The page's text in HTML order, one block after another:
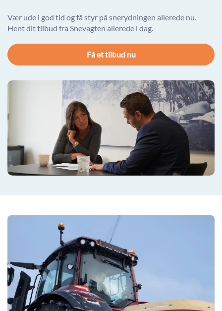
Vær ude i god tid og få styr på snerydningen allerede nu.
Hent dit tilbud fra Snevagten allerede i dag.
Få et tilbud nu